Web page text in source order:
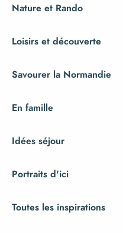
Nature et Rando
Loisirs et découverte
Savourer la Normandie
En famille
Idées séjour
Portraits d'ici
Toutes les inspirations
05▒▒
nous